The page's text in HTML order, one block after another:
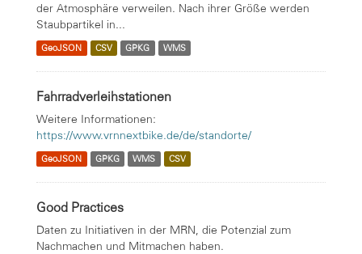
der Atmosphäre verweilen. Nach ihrer Größe werden
Staubpartikel in...
GeoJSON CSV GPKG WMS
Fahrradverleihstationen
Weitere Informationen:
https://www.vrnnextbike.de/de/standorte/
GeoJSON GPKG WMS CSV
Good Practices
Daten zu Initiativen in der MRN, die Potenzial zum
Nachmachen und Mitmachen haben.